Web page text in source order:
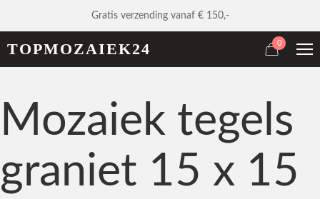
Gratis verzending vanaf € 150,-
TOPMOZAIEK24 0
Mozaiek tegels
graniet 15 x 15